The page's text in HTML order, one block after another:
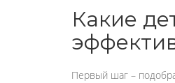
Какие
Первый шаг –